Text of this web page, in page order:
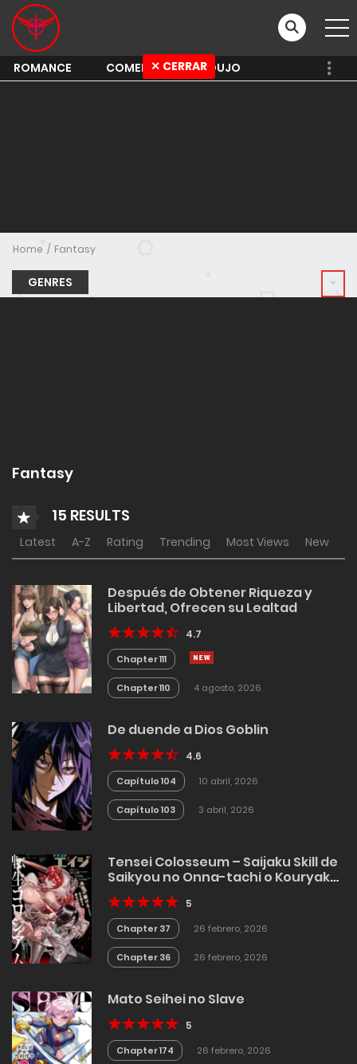
ROMANCE COMEDY SHOUJO
Home Fantasy
GENRES
Fantasy
15 RESULTS
Latest A-Z Rating Trending Most Views New
Después de Obtener Riqueza y
Libertad, Ofrecen su Lealtad
4.7
Chapter 111
Chapter 110 4 agosto, 2026
De duende a Dios Goblin
4.6
Capítulo 104 10 abril, 2026
Capítulo 103 3 abril, 2026
Tensei Colosseum – Saijaku Skill de
Saikyou no Onna-tachi o Kouryaku
shite Dorei Harem Tsukurimasu
5
Chapter 37 26 febrero, 2026
Chapter 36 26 febrero, 2026
Mato Seihei no Slave
5
Chapter 174 26 febrero, 2026
✕ CERRAR